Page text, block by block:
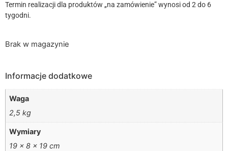
Termin realizacji dla produktów „na zamówienie” wynosi od 2 do 6
tygodni.
Brak w magazynie
Informacje dodatkowe
Waga
2,5 kg
Wymiary
19 × 8 × 19 cm